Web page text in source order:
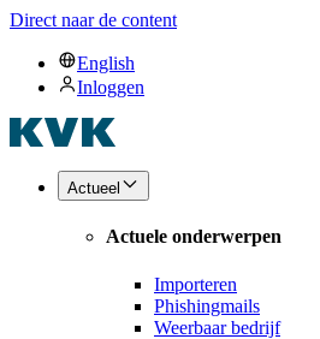
Direct naar de content
English
Inloggen
Actueel
Actuele onderwerpen
Importeren
Phishingmails
Weerbaar bedrijf